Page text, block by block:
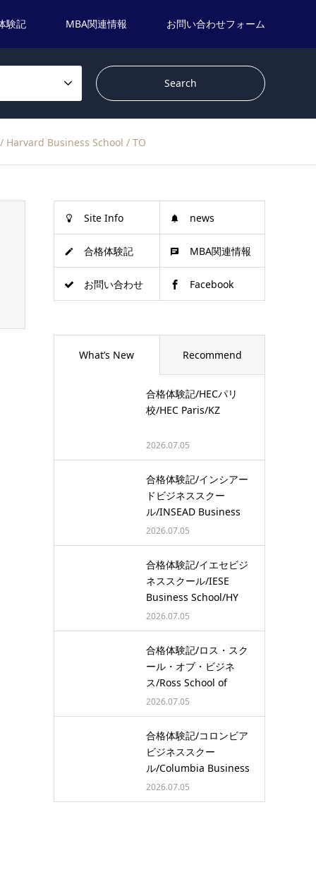
験記 MBA関連情報 お問い合わせフォーム
Harvard Business School / TO
Site Info news
合格体験記 MBA関連情報
お問い合わせ Facebook
What’s New Recommend
合格体験記/HECパリ
校/HEC Paris/KZ
2026.07.05
合格体験記/インシアー
ドビジネススクー
ル/INSEAD Business
School/…
2026.07.05
合格体験記/イエセビジ
ネススクール/IESE
Business School/HY
2026.07.05
合格体験記/ロス・スク
ール・オブ・ビジネ
ス/Ross School of
Busine…
2026.07.05
合格体験記/コロンビア
ビジネススクー
ル/Columbia Business
School/…
2026.07.05